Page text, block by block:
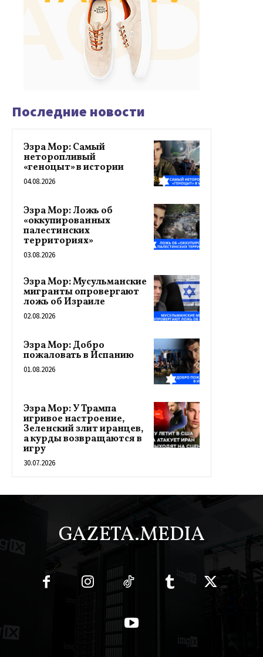
Последние новости
Эзра Мор: Самый
неторопливый
«геноцыт» в истории
04.08.2026
Эзра Мор: Ложь об
«оккупированных
палестинских
территориях»
03.08.2026
Эзра Мор: Мусульманские
мигранты опровергают
ложь об Израиле
02.08.2026
Эзра Мор: Добро
пожаловать в Испанию
01.08.2026
Эзра Мор: У Трампа
игривое настроение,
Зеленский злит иранцев,
а курды возвращаются в
игру
30.07.2026
GAZETA.MEDIA